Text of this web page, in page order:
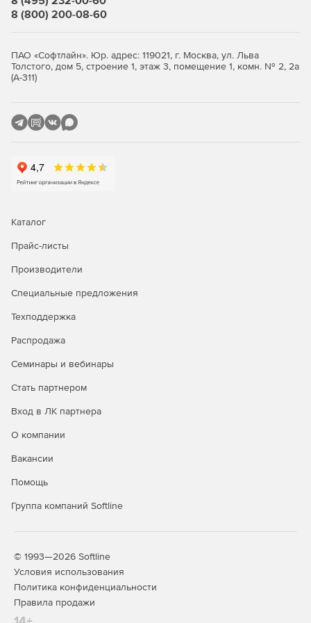
Harmonic: гармонический анализ.
TopOpt: топологическая оптимизация.
8 (800) 200-08-60
ПАО «Софтлайн». Юр. адрес: 119021, г. Москва, ул. Льва
Толстого, дом 5, строение 1, этаж 3, помещение 1, комн. № 2, 2а
(А-311)
Каталог
Прайс-листы
Производители
Специальные предложения
Техподдержка
Распродажа
Семинары и вебинары
Стать партнером
Вход в ЛК партнера
О компании
Вакансии
Помощь
Группа компаний Softline
© 1993—2026 Softline
Условия использования
Политика конфиденциальности
Правила продажи